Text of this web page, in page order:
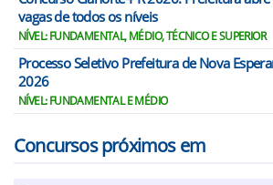
vagas de todos os níveis
NÍVEL: FUNDAMENTAL, MÉDIO, TÉCNICO E SUPERIOR
Processo Seletivo Prefeitura de Nova
2026
NÍVEL: FUNDAMENTAL E MÉDIO
Concursos próximos em